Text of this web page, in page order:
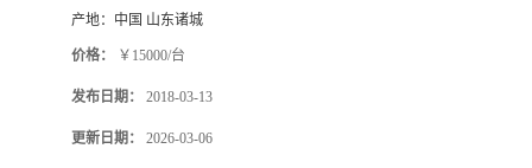
产地： 中国 山东诸城
价格： ￥15000/台
发布日期： 2018-03-13
更新日期： 2026-03-06